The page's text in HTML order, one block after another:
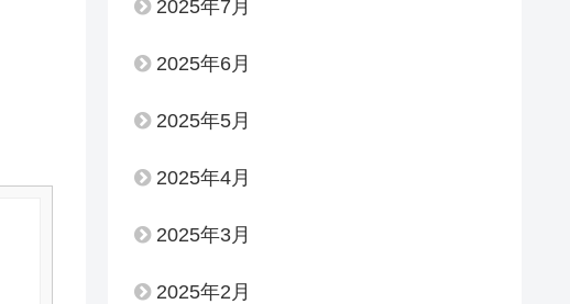
2025年7月
2025年6月
2025年5月
2025年4月
2025年3月
2025年2月